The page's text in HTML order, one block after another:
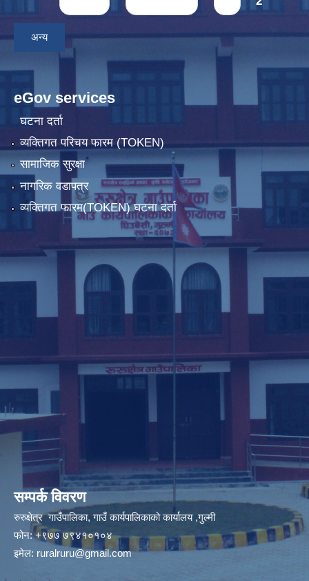
अन्य
eGov services
घटना दर्ता
व्यक्तिगत परिचय फारम (TOKEN)
सामाजिक सुरक्षा
नागरिक वडापत्र
व्यक्तिगत फारम(TOKEN) घटना दर्ता
सम्पर्क विवरण
रुरुक्षेत्र गाउँपालिका, गाउँ कार्यपालिकाको कार्यालय ,गुल्मी
फोन: +९७७ ७९४१०१०४
इमेल: ruralruru@gmail.com